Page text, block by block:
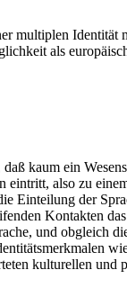
multiplen
als
kaum ein
also zu
Einteilung der
Kontakten
und obgleich
kulturellen und